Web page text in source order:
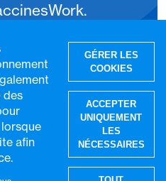
des
afin
GÉRER LES
COOKIES
ACCEPTER
UNIQUEMENT
LES
NÉCESSAIRES